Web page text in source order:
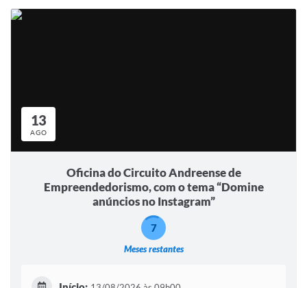
13
AGO
Oficina do Circuito Andreense de
Empreendedorismo, com o tema “Domine
anúncios no Instagram”
Meses restantes
7